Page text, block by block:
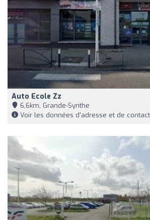
Auto Ecole Zz
6,6km, Grande-Synthe
Voir les données d'adresse et de contact